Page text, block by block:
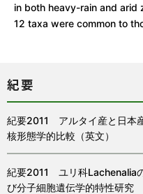
in both heavy-rain and arid
12 taxa were common to
紀要
紀要2011 アルタイ産と日本
核形態学的比較（英文）
紀要2011 ユリ科Lachenalia
び分子細胞遺伝学的特性研究